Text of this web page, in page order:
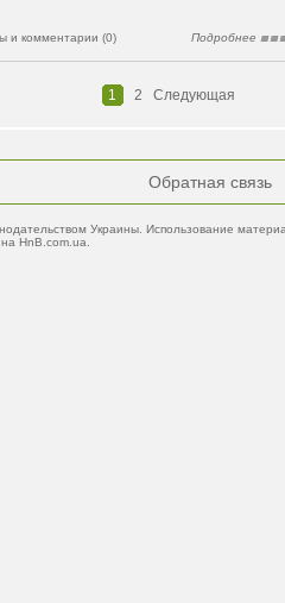
и комментарии (0) Подробнее
1 2 Следующая
Обратная связь
Украины. Использование
HnB.com.ua.